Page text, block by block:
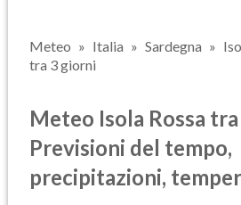
Meteo Italia Sardegna
tra 3 giorni
Meteo Isola Rossa
Previsioni del tempo,
precipitazioni,